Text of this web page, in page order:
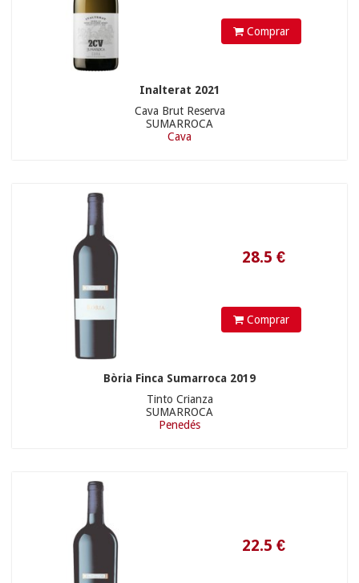
Comprar
Inalterat 2021
Cava Brut Reserva
SUMARROCA
Cava
Comprar
Bòria Finca Sumarroca 2019
Tinto Crianza
SUMARROCA
Penedés
22.5